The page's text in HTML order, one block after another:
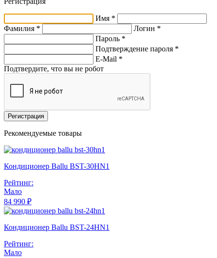
Имя *
Фамилия *
Логин *
Пароль *
Подтверждение пароля *
E-Mail *
Подтвердите, что вы не робот
Регистрация
Рекомендуемые товары
Кондиционер Ballu BST-30HN1
Рейтинг:
Мало
84 990 ₽
Кондиционер Ballu BST-24HN1
Рейтинг:
Мало